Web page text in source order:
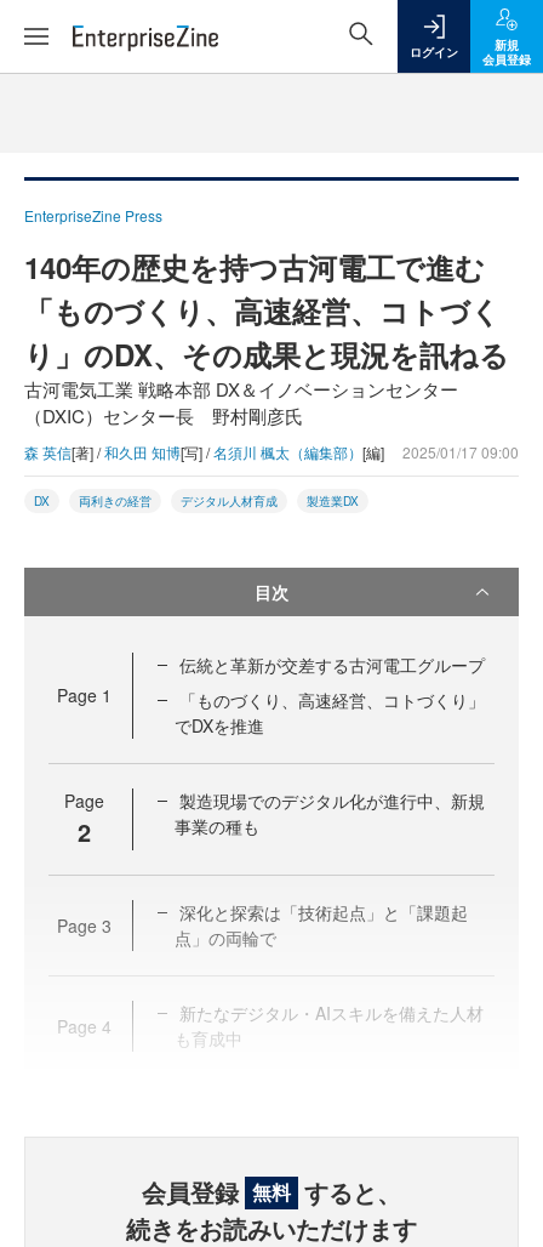
ログイン
新規
会員登録
EnterpriseZine Press
140年の歴史を持つ古河電工で進む
「ものづくり、高速経営、コトづく
り」のDX、その成果と現況を訊ねる
古河電気工業 戦略本部 DX＆イノベーションセンター
（DXIC）センター長 野村剛彦氏
森 英信[著] /和久田 知博[写] /名須川 楓太（編集部） [編] 2025/01/17 09:00
DX 両利きの経営 デジタル人材育成 製造業DX
目次
Page 1
伝統と革新が交差する古河電工グループ
「ものづくり、高速経営、コトづくり」
でDXを推進
Page
2
製造現場でのデジタル化が進行中、新規
事業の種も
Page 3
深化と探索は「技術起点」と「課題起
点」の両輪で
Page 4
新たなデジタル・AIスキルを備えた人材
も育成中
会員登録 無料 すると、
続きをお読みいただけます